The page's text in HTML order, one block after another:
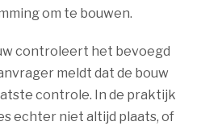
om te bouwen.
controleert het bevoegd
meldt dat de bouw
controle. In de praktijk
echter niet altijd plaats, of